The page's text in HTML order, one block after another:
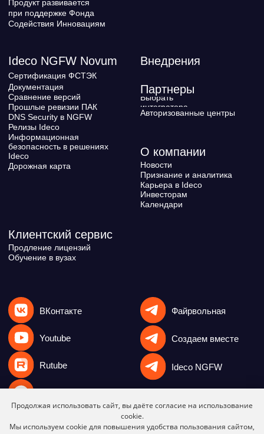
Продолжая использовать сайт, вы даёте согласие на использование
cookie.
Мы используем cookie для повышения удобства пользования сайтом,